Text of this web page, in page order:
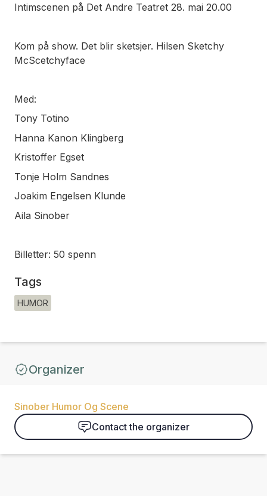
Intimscenen på Det Andre Teatret 28. mai 20.00
Kom på show. Det blir sketsjer. Hilsen Sketchy
McScetchyface
Med:
Tony Totino
Hanna Kanon Klingberg
Kristoffer Egset
Tonje Holm Sandnes
Joakim Engelsen Klunde
Aila Sinober
Billetter: 50 spenn
Tags
HUMOR
Organizer
Sinober Humor Og Scene
Contact the organizer